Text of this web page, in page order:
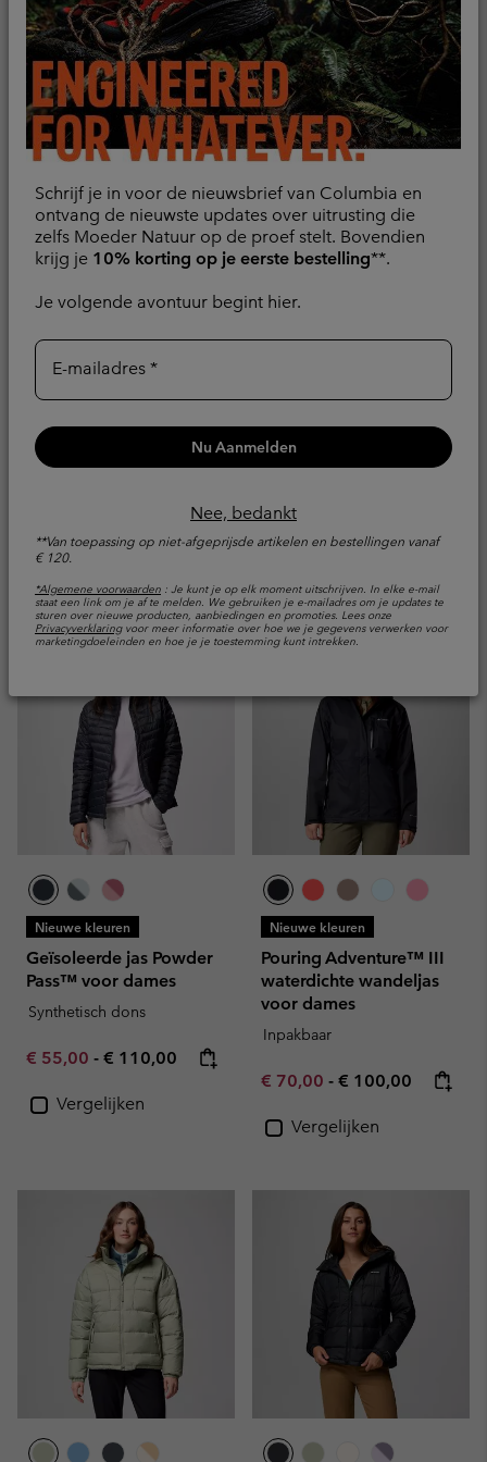
Schrijf je in voor de nieuwsbrief van Columbia en
ontvang de nieuwste updates over uitrusting die
zelfs Moeder Natuur op de proef stelt. Bovendien
krijg je 10% korting op je eerste bestelling**.
Je volgende avontuur begint hier.
E-mailadres
Nu Aanmelden
Nee, bedankt
**Van toepassing op niet-afgeprijsde artikelen en bestellingen vanaf
€ 120.
*Algemene voorwaarden : Je kunt je op elk moment uitschrijven. In elke e-mail
staat een link om je af te melden. We gebruiken je e-mailadres om je updates te
sturen over nieuwe producten, aanbiedingen en promoties. Lees onze
Privacyverklaringvoor meer informatie over hoe we je gegevens verwerken voor
marketingdoeleinden en hoe je je toestemming kunt intrekken.
Vergelijken
your perfect jacket with
Find My Jacket
Bodywarmer Powder
dames
Lichtgewicht
Minimum sale price:
€ 45,00
Nieuwe kleuren
Geïsoleerde jas Powder
Pass™ voor dames
Synthetisch dons
Minimum sale price:
€ 55,00 - Maximum price:
€ 110,00
Vergelijken
Nieuwe kleuren
Pouring Adventure™ III
waterdichte wandeljas
voor dames
Inpakbaar
Minimum sale price:
€ 70,00 - Maximum price:
€ 100,00
Vergelijken